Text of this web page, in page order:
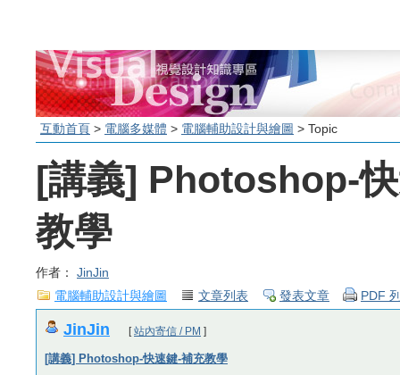
互動首頁 > 電腦多媒體 > 電腦輔助設計與繪圖 > Topic
[講義] Photoshop-
教學
作者： JinJin
電腦輔助設計與繪圖
文章列表 發表文章 PDF
JinJin [站內寄信 / PM ]
[講義] Photoshop-快速鍵-補充教學